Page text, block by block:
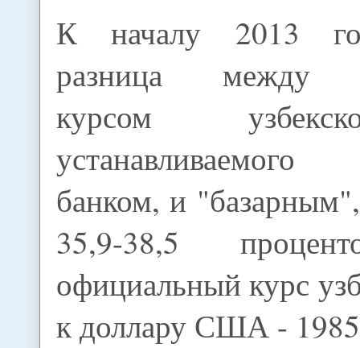
К началу 2013
разница между
курсом
банком, и
35,9-38,5
официальный курс
к доллару США -